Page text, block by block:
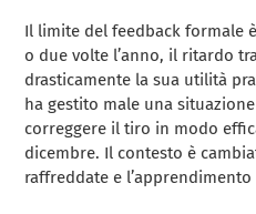
Il limite del feedback formale
o due volte l’anno, il ritardo
drasticamente la sua utilità
ha gestito male una
correggere il tiro in modo
dicembre. Il contesto è
raffreddate e